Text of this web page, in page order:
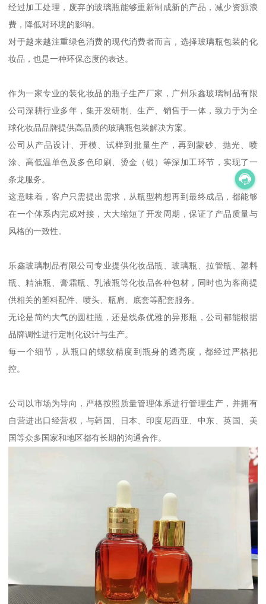
经过加工处理，废弃的玻璃瓶能够重新制成新的产品，减少资源浪
费，降低对环境的影响。
对于越来越注重绿色消费的现代消费者而言，选择玻璃瓶包装的化
妆品，也是一种环保态度的表达。
作为一家专业的装化妆品的瓶子生产厂家，广州乐鑫玻璃制品有限
公司深耕行业多年，集开发研制、生产、销售于一体，致力于为全
球化妆品品牌提供高品质的玻璃瓶包装解决方案。
公司从产品设计、开模、试样到批量生产，再到蒙砂、抛光、喷
涂、高低温单色及多色印刷、烫金（银）等深加工环节，实现了一
条龙服务。
这意味着，客户只需提出需求，从瓶型构想再到最终成品，都能够
在一个体系内完成对接，大大缩短了开发周期，保证了产品质量与
风格的一致性。
乐鑫玻璃制品有限公司专业提供化妆品瓶、玻璃瓶、拉管瓶、塑料
瓶、精油瓶、膏霜瓶、乳液瓶等化妆品各种包材，同时也为客商提
供相关的塑料配件、喷头、瓶肩、底套等配套服务。
无论是简约大气的圆柱瓶，还是线条优雅的异形瓶，公司都能根据
品牌调性进行定制化设计与生产。
每一个细节，从瓶口的螺纹精度到瓶身的透亮度，都经过严格把
控。
公司以市场为导向，严格按照质量管理体系进行管理生产，并拥有
自营进出口经营权，与韩国、日本、印度尼西亚、中东、英国、美
国等众多国家和地区都有长期的沟通合作。